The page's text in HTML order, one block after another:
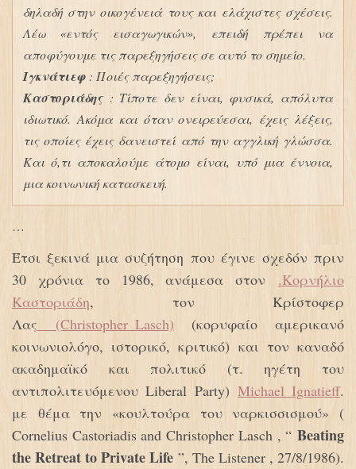
δηλαδή στην οικογένειά τους και ελάχιστες σχέσεις.
Λέω «εντός εισαγωγικών», επειδή πρέπει να
αποφύγουμε τις παρεξηγήσεις σε αυτό το σημείο.
Ιγκνάτιεφ: Ποιές παρεξηγήσεις;
Καστοριάδης: Τίποτε δεν είναι, φυσικά, απόλυτα
ιδιωτικό. Ακόμα και όταν ονειρεύεσαι, έχεις λέξεις,
τις οποίες έχεις δανειστεί από την αγγλική γλώσσα.
Και ό,τι αποκαλούμε άτομο είναι, υπό μια έννοια,
μια κοινωνική κατασκευή.
…
Έτσι ξεκινά μια συζήτηση που έγινε σχεδόν πριν
30 χρόνια το 1986, ανάμεσα στον .Κορνήλιο
Καστοριάδη, τον Κρίστοφερ
Λας (Christopher_Lasch) (κορυφαίο αμερικανό
κοινωνιολόγο, ιστορικό, κριτικό) και τον καναδό
ακαδημαϊκό και πολιτικό (τ. ηγέτη του
αντιπολιτευόμενου Liberal Party)Michael_Ignatieff.
με θέμα την «κουλτούρα του ναρκισσισμού» (
Cornelius Castoriadis and Christopher Lasch , “Beating
the Retreat to Private Life”, The Listener , 27/8/1986).